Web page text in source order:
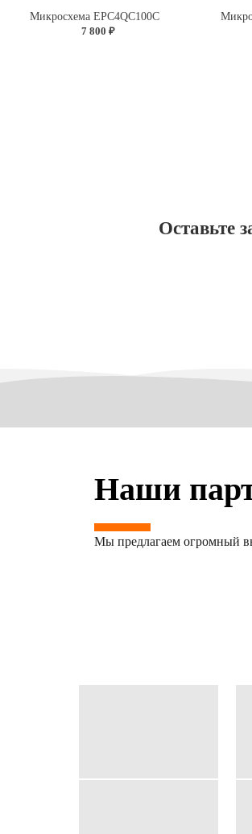
Микросхема EPC4QC100C
7 800 ₽
Оставьте
Наши
Мы предлагаем огромный